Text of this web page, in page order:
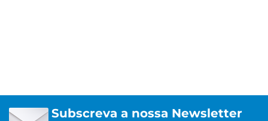
Subscreva a nossa Newsletter